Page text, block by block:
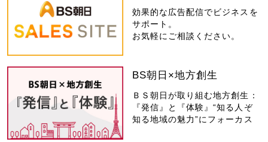
効果的な広告配信でビジネスを
サポート。
お気軽にご相談ください。
BS朝日×地方創生
ＢＳ朝日が取り組む地方創生：
『発信』と『体験』“知る人ぞ
知る地域の魅力”にフォーカス